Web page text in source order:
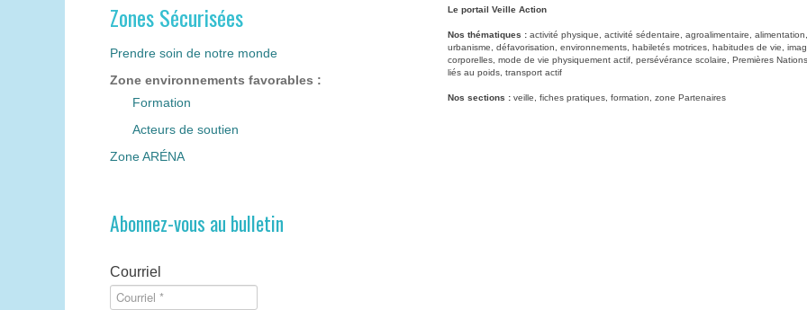
Zones Sécurisées
Prendre soin de notre monde
Zone environnements favorables :
Formation
Acteurs de soutien
Zone ARÉNA
Abonnez-vous au bulletin
Courriel
Le portail Veille Action
Nos thématiques : activité physique, activité sédentaire, agroalimentaire,
urbanisme, défavorisation, environnements, habiletés motrices, habitudes de vie,
corporelles, mode de vie physiquement actif, persévérance scolaire, Premières
liés au poids, transport actif
Nos sections : veille, fiches pratiques, formation, zone Partenaires